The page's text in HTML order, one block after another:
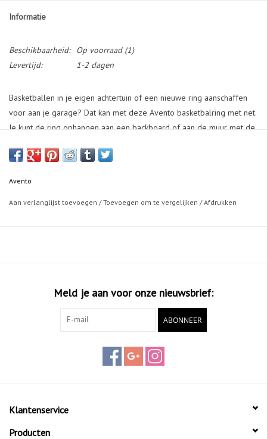
Informatie
Beschikbaarheid: Op voorraad(1)
Levertijd:
1-2 dagen
Basketballen in je eigen achtertuin of een nieuwe ring aanschaffen
voor aan je garage? Dat kan met deze Avento basketbalring met net.
Je kunt de ring ophangen aan een backboard of aan de muur met de
een stalen veer zelfs meebewegen bij het dunken.
Avento
Aan verlanglijst toevoegen /Toevoegen om te vergelijken /Afdrukken
Meld je aan voor onze nieuwsbrief:
ABONNEER
Klantenservice
Producten